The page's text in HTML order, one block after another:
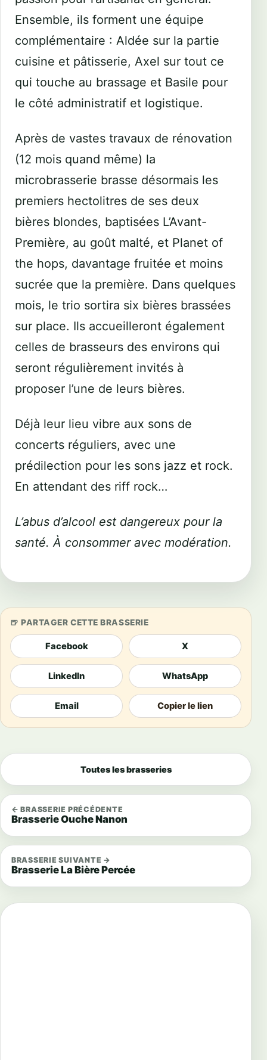
Ensemble, ils forment une équipe
complémentaire : Aldée sur la partie
cuisine et pâtisserie, Axel sur tout ce
qui touche au brassage et Basile pour
le côté administratif et logistique.
Après de vastes travaux de rénovation
(12 mois quand même) la
microbrasserie brasse désormais les
premiers hectolitres de ses deux
bières blondes, baptisées L’Avant-
Première, au goût malté, et Planet of
the hops, davantage fruitée et moins
sucrée que la première. Dans quelques
mois, le trio sortira six bières brassées
sur place. Ils accueilleront également
celles de brasseurs des environs qui
seront régulièrement invités à
proposer l’une de leurs bières.
Déjà leur lieu vibre aux sons de
concerts réguliers, avec une
prédilection pour les sons jazz et rock.
En attendant des riff rock…
L’abus d’alcool est dangereux pour la
santé. À consommer avec modération.
PARTAGER CETTE BRASSERIE
Facebook X
LinkedIn WhatsApp
Email Copier le lien
← BRASSERIE PRÉCÉDENTE
Brasserie Ouche Nanon
Toutes les brasseries
BRASSERIE SUIVANTE →
Brasserie La Bière Percée